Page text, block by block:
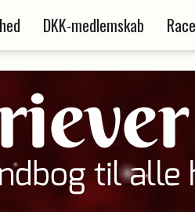
DKK-medlemskab